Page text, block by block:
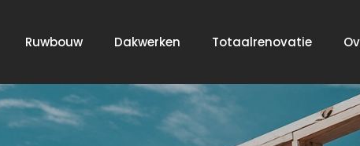
Ruwbouw Dakwerken Totaalrenovatie